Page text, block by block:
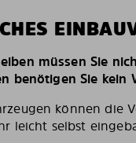
müssen Sie
benötigen Sie kein
können die
leicht selbst